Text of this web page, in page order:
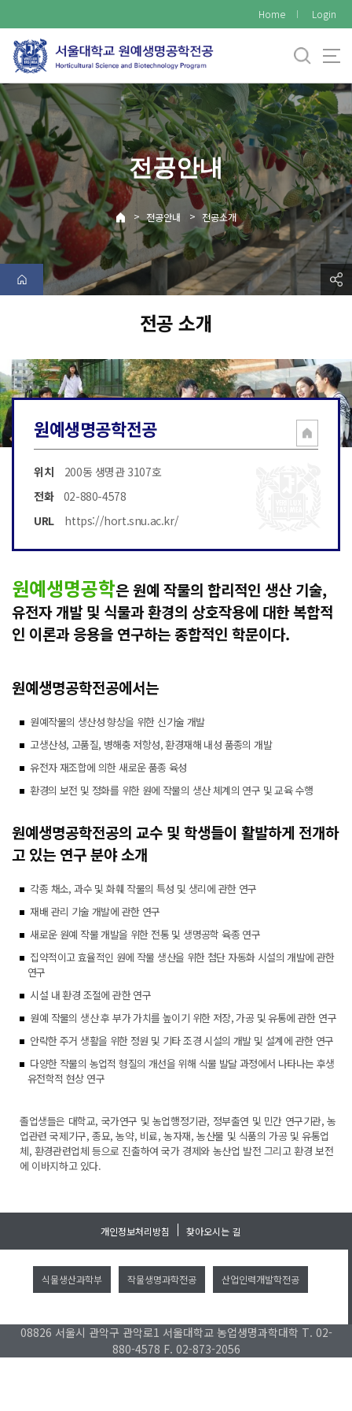
로
메
뉴
Home Login
전공안내
> 전공안내 > 전공소개
전공 소개
원예생명공학전공
위치
200동 생명관 3107호
전화
02-880-4578
URL
https://hort.snu.ac.kr/
원예생명공학은 원예 작물의 합리적인 생산 기술,
유전자 개발 및 식물과 환경의 상호작용에 대한 복합적
인 이론과 응용을 연구하는 종합적인 학문이다.
원예생명공학전공에서는
원예작물의 생산성 향상을 위한 신기술 개발
고생산성, 고품질, 병해충 저항성, 환경재해 내성 품종의 개발
유전자 재조합에 의한 새로운 품종 육성
환경의 보전 및 정화를 위한 원에 작물의 생산 체계의 연구 및 교육 수행
원예생명공학전공의 교수 및 학생들이 활발하게 전개하
고 있는 연구 분야 소개
각종 채소, 과수 및 화훼 작물의 특성 및 생리에 관한 연구
재배 관리 기술 개발에 관한 연구
새로운 원예 작물 개발을 위한 전통 및 생명공학 육종 연구
집약적이고 효율적인 원에 작물 생산을 위한 첨단 자동화 시설의 개발에 관한
연구
시설 내 환경 조절에 관한 연구
원예 작물의 생산 후 부가 가치를 높이기 위한 저장, 가공 및 유통에 관한 연구
안락한 주거 생활을 위한 정원 및 기타 조경 시설의 개발 및 설계에 관한 연구
다양한 작물의 농업적 형질의 개선을 위해 식물 발달 과정에서 나타나는 후생
유전학적 현상 연구
졸업생들은 대학교, 국가연구 및 농업행정기관, 정부출연 및 민간 연구기관, 농
업관련 국제기구, 종묘, 농약, 비료, 농자재, 농산물 및 식품의 가공 및 유통업
체, 환경관련업체 등으로 진출하여 국가 경제와 농산업 발전 그리고 환경 보전
에 이바지하고 있다.
개인정보처리방침 찾아오시는 길
식물생산과학부 작물생명과학전공 산업인력개발학전공
08826 서울시 관악구 관악로1 서울대학교 농업생명과학대학 T. 02-
880-4578 F. 02-873-2056